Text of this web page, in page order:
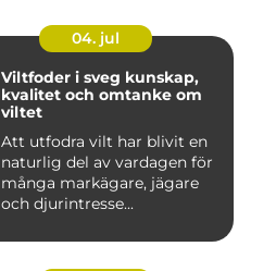
04. jul
Viltfoder i sveg kunskap,
kvalitet och omtanke om
viltet
Att utfodra vilt har blivit en
naturlig del av vardagen för
många markägare, jägare
och djurintresse...